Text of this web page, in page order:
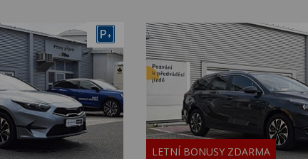
P+
LETNÍ BONUSY ZDARMA